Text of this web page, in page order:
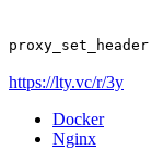
proxy_set_header
https://lty.vc/r/3y
Docker
Nginx